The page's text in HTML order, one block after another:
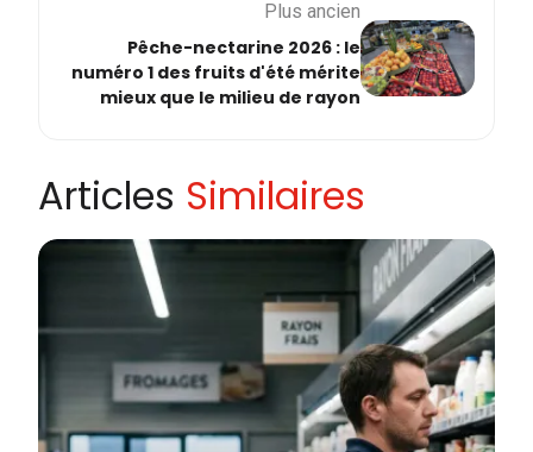
Plus ancien
Pêche-nectarine 2026 : le
numéro 1 des fruits d'été mérite
mieux que le milieu de rayon
Articles Similaires